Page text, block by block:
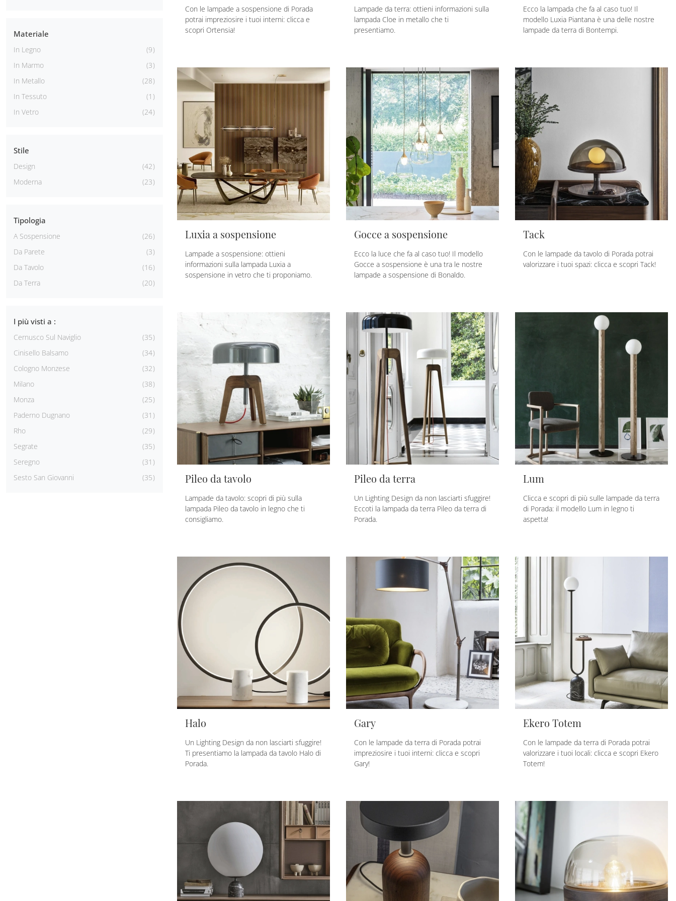
Materiale
In Legno
9
In Marmo
3
In Metallo
28
In Tessuto
1
In Vetro
24
Stile
Design
42
Moderna
23
Tipologia
A Sospensione
26
Da Parete
3
Da Tavolo
16
Da Terra
20
I più visti a :
Cernusco Sul Naviglio
35
Cinisello Balsamo
34
Cologno Monzese
32
Milano
38
Monza
25
Paderno Dugnano
31
Rho
29
Segrate
35
Seregno
31
Sesto San Giovanni
35
Con le lampade a sospensione di Porada
potrai impreziosire i tuoi interni: clicca e
scopri Ortensia!
Lampade da terra: ottieni informazioni sulla
lampada Cloe in metallo che ti
presentiamo.
Ecco la lampada che fa al caso tuo! Il
modello Luxia Piantana è una delle nostre
lampade da terra di Bontempi.
Luxia a sospensione
Lampade a sospensione: ottieni
informazioni sulla lampada Luxia a
sospensione in vetro che ti proponiamo.
Gocce a sospensione
Ecco la luce che fa al caso tuo! Il modello
Gocce a sospensione è una tra le nostre
lampade a sospensione di Bonaldo.
Tack
Con le lampade da tavolo di Porada potrai
valorizzare i tuoi spazi: clicca e scopri Tack!
Pileo da tavolo
Lampade da tavolo: scopri di più sulla
lampada Pileo da tavolo in legno che ti
consigliamo.
Pileo da terra
Un Lighting Design da non lasciarti sfuggire!
Eccoti la lampada da terra Pileo da terra di
Porada.
Lum
Clicca e scopri di più sulle lampade da terra
di Porada: il modello Lum in legno ti
aspetta!
Halo
Un Lighting Design da non lasciarti sfuggire!
Ti presentiamo la lampada da tavolo Halo di
Porada.
Gary
Con le lampade da terra di Porada potrai
impreziosire i tuoi interni: clicca e scopri
Gary!
Ekero Totem
Con le lampade da terra di Porada potrai
valorizzare i tuoi locali: clicca e scopri Ekero
Totem!